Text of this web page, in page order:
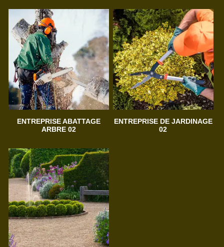
ENTREPRISE ABATTAGE
ARBRE 02
ENTREPRISE DE JARDINAGE
02